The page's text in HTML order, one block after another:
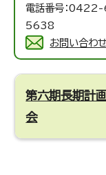
電話番号：
5638
お問い合わ
第六期長期計
会